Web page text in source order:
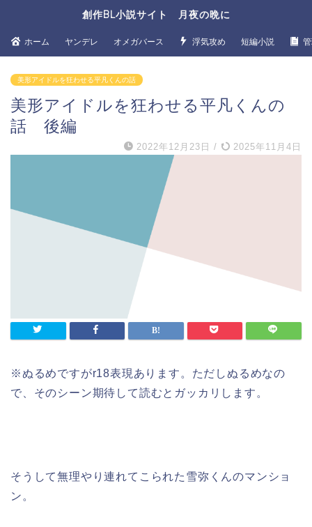
創作BL小説サイト 月夜の晩に
ホーム ヤンデレ オメガバース 浮気攻め 短編小説
美形アイドルを狂わせる平凡くんの話
美形アイドルを狂わせる平凡くんの
話 後編
2022年12月23日 / 2025年11月4日
※ぬるめですがr18表現あります。ただしぬるめなの
で、そのシーン期待して読むとガッカリします。
そうして無理やり連れてこられた雪弥くんのマンショ
ン。